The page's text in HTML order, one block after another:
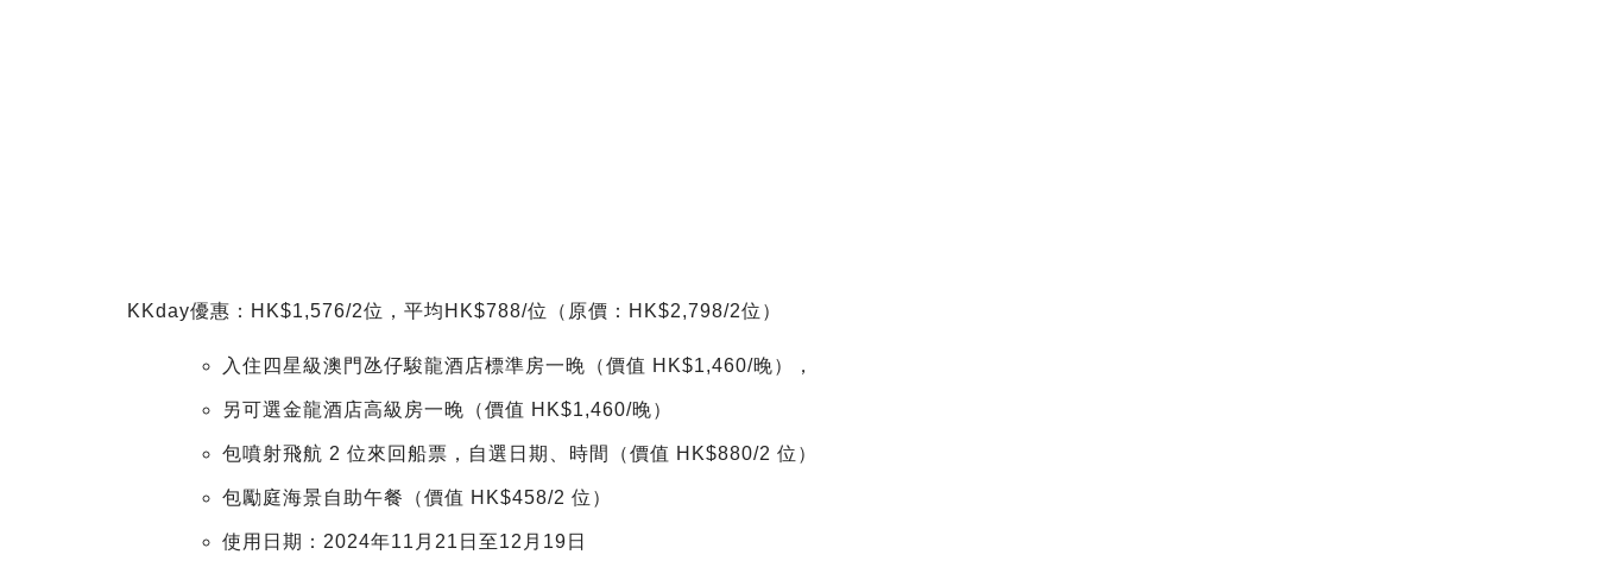
KKday優惠：HK$1,576/2位，平均HK$788/位（原價：HK$2,798/2位）
入住四星級澳門氹仔駿龍酒店標準房一晚（價值 HK$1,460/晚），
另可選金龍酒店高級房一晚（價值 HK$1,460/晚）
包噴射飛航 2 位來回船票，自選日期、時間（價值 HK$880/2 位）
包勵庭海景自助午餐（價值 HK$458/2 位）
使用日期：2024年11月21日至12月19日